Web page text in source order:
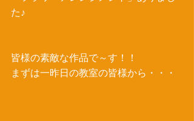
た♪
皆様の素敵な作品で～す！！
まずは一昨日の教室の皆様から・・・